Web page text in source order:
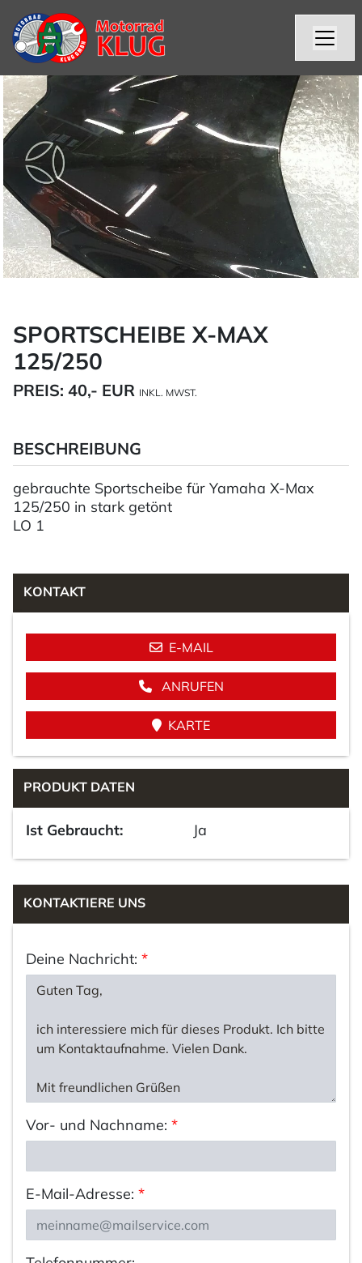
SPORTSCHEIBE X-MAX
125/250
PREIS: 40,- EUR INKL. MWST.
BESCHREIBUNG
gebrauchte Sportscheibe für Yamaha X-Max
125/250 in stark getönt
LO 1
KONTAKT
E-MAIL
ANRUFEN
KARTE
PRODUKT DATEN
Ist Gebraucht: Ja
KONTAKTIERE UNS
Deine Nachricht: *
Vor- und Nachname: *
E-Mail-Adresse: *